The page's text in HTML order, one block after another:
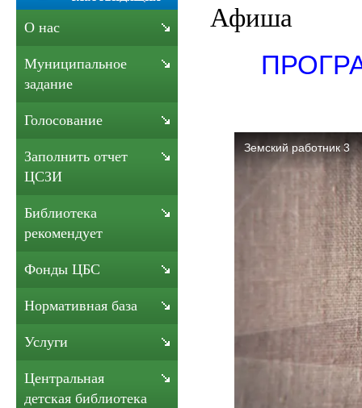
Афиша
О нас
Муниципальное
задание
Голосование
Заполнить отчет
ЦСЗИ
Библиотека
рекомендует
Фонды ЦБС
Нормативная база
Услуги
Центральная
детская библиотека